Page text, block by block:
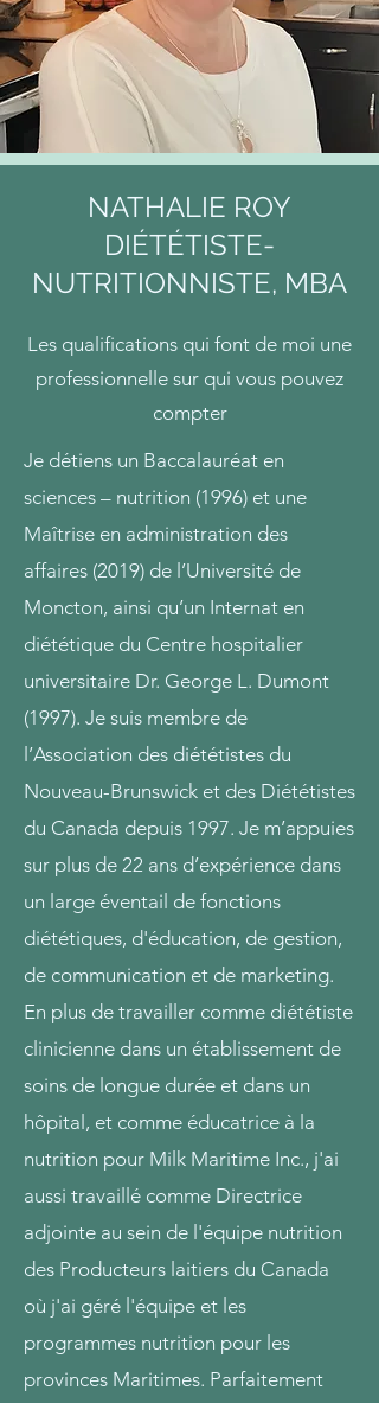
NATHALIE ROY
DIÉTÉTISTE-
NUTRITIONNISTE, MBA
Les qualifications qui font de moi une
professionnelle sur qui vous pouvez
compter
Je détiens un Baccalauréat en
sciences – nutrition (1996) et une
Maîtrise en administration des
affaires (2019) de l’Université de
Moncton, ainsi qu’un Internat en
diététique du Centre hospitalier
universitaire Dr. George L. Dumont
(1997). Je suis membre de
l’Association des diététistes du
Nouveau-Brunswick et des Diététistes
du Canada depuis 1997. Je m’appuies
sur plus de 22 ans d’expérience dans
un large éventail de fonctions
diététiques, d'éducation, de gestion,
de communication et de marketing.
En plus de travailler comme diététiste
clinicienne dans un établissement de
soins de longue durée et dans un
hôpital, et comme éducatrice à la
nutrition pour Milk Maritime Inc., j'ai
aussi travaillé comme Directrice
adjointe au sein de l'équipe nutrition
des Producteurs laitiers du Canada
où j'ai géré l'équipe et les
programmes nutrition pour les
provinces Maritimes. Parfaitement